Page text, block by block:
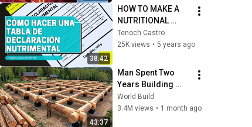
38:42
HOW TO MAKE A
NUTRITIONAL
DECLARATION
TABLE ON FOOD
(NOM-051)
Tenoch Castro
25K views • 5 years ago
43:37
Man Spent Two
Years Building
HUGE Wooden
House for his
World Build
3.4M views • 1 month ago